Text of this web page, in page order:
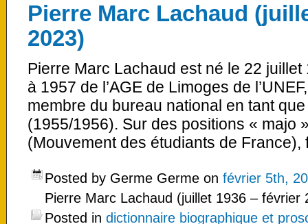
Pierre Marc Lachaud
2023)
Pierre Marc Lachaud est né le 22
à 1957 de l’AGE de Limoges de
membre du bureau national en tant
(1955/1956). Sur des positions « majo
(Mouvement des étudiants de
Posted by Germe Germe on février 5th,
Pierre Marc Lachaud (juillet 1936 – février
Posted in dictionnaire biographique et